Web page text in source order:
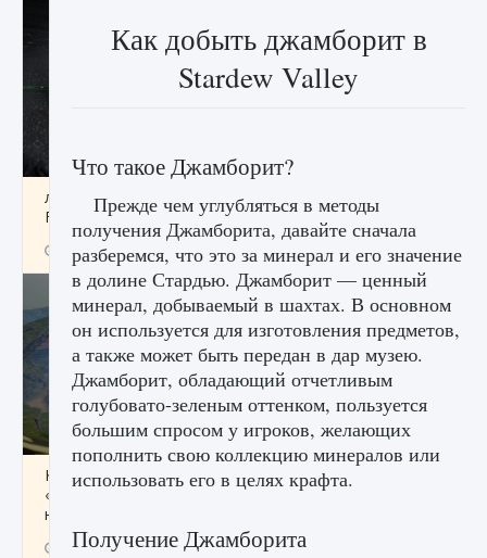
лицензии, лиги, команды и стадионы в EA
FC 25
9 августа 2024 2 395 0 2
Как исправить ошибку Palworld EPalworld
«Идет сохранение мира — Невозможно
начать сохранение данных мира»
9 августа 2024 2 711
Как добыть джамборит в
Stardew Valley
Что такое Джамборит?
Прежде чем углубляться в методы
получения Джамборита, давайте сначала
разберемся, что это за минерал и его значение
в долине Стардью. Джамборит — ценный
минерал, добываемый в шахтах. В основном
он используется для изготовления предметов,
а также может быть передан в дар музею.
Джамборит, обладающий отчетливым
голубовато-зеленым оттенком, пользуется
большим спросом у игроков, желающих
пополнить свою коллекцию минералов или
использовать его в целях крафта.
Получение Джамборита